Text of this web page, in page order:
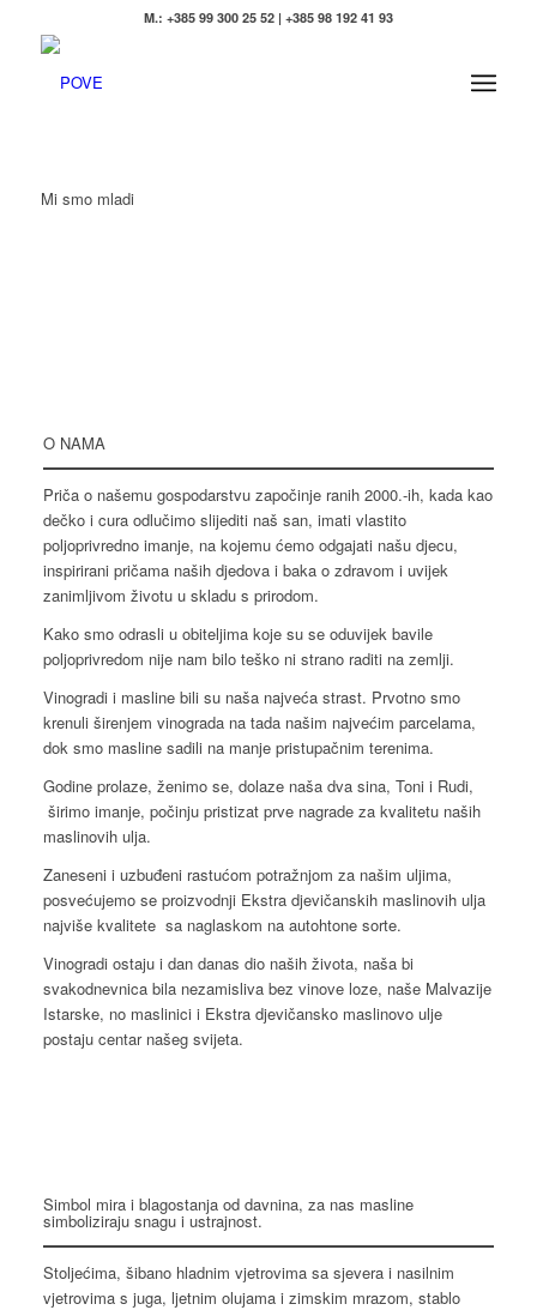
M.: +385 99 300 25 52 | +385 98 192 41 93
Mi smo mladi
O NAMA
Priča o našemu gospodarstvu započinje ranih 2000.-ih, kada kao
dečko i cura odlučimo slijediti naš san, imati vlastito
poljoprivredno imanje, na kojemu ćemo odgajati našu djecu,
inspirirani pričama naših djedova i baka o zdravom i uvijek
zanimljivom životu u skladu s prirodom.
Kako smo odrasli u obiteljima koje su se oduvijek bavile
poljoprivredom nije nam bilo teško ni strano raditi na zemlji.
Vinogradi i masline bili su naša najveća strast. Prvotno smo
krenuli širenjem vinograda na tada našim najvećim parcelama,
dok smo masline sadili na manje pristupačnim terenima.
Godine prolaze, ženimo se, dolaze naša dva sina, Toni i Rudi,
širimo imanje, počinju pristizat prve nagrade za kvalitetu naših
maslinovih ulja.
Zaneseni i uzbuđeni rastućom potražnjom za našim uljima,
posvećujemo se proizvodnji Ekstra djevičanskih maslinovih ulja
najviše kvalitete sa naglaskom na autohtone sorte.
Vinogradi ostaju i dan danas dio naših života, naša bi
svakodnevnica bila nezamisliva bez vinove loze, naše Malvazije
Istarske, no maslinici i Ekstra djevičansko maslinovo ulje
postaju centar našeg svijeta.
Simbol mira i blagostanja od davnina, za nas masline
simboliziraju snagu i ustrajnost.
Stoljećima, šibano hladnim vjetrovima sa sjevera i nasilnim
vjetrovima s juga, ljetnim olujama i zimskim mrazom, stablo